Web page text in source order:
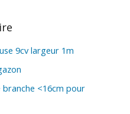
9cv largeur 1m
<16cm pour